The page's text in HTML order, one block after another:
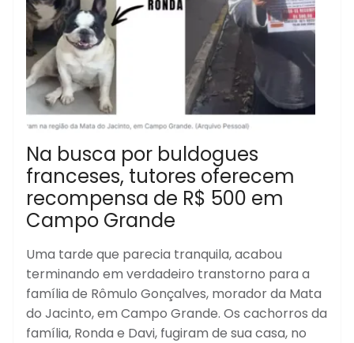
Na busca por buldogues
franceses, tutores oferecem
recompensa de R$ 500 em
Campo Grande
Uma tarde que parecia tranquila, acabou
terminando em verdadeiro transtorno para a
família de Rômulo Gonçalves, morador da Mata
do Jacinto, em Campo Grande. Os cachorros da
família, Ronda e Davi, fugiram de sua casa, no